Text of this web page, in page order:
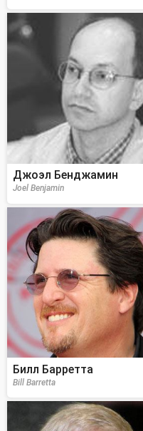
Джоэл Бенджамин
Joel Benjamin
Билл Барретта
Bill Barretta